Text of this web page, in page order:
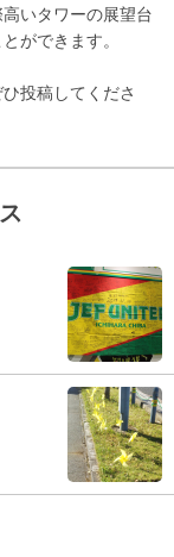
いタワーの展望台
ができます。
投稿してくださ